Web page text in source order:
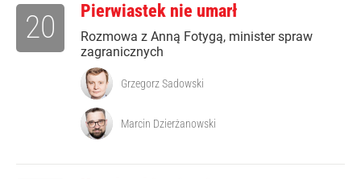
Pierwiastek nie umarł
Rozmowa z Anną Fotygą, minister spraw
zagranicznych
20
Grzegorz Sadowski
Marcin Dzierżanowski